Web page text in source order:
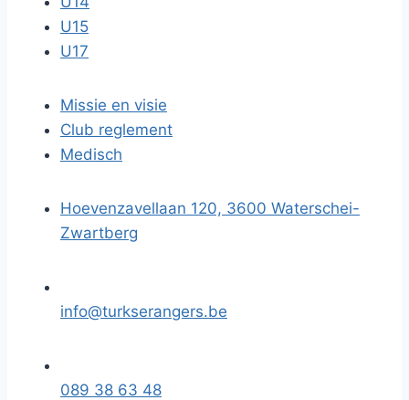
U15
U17
Missie en visie
Club reglement
Medisch
Hoevenzavellaan 120, 3600 Waterschei-
Zwartberg
info@turkserangers.be
089 38 63 48